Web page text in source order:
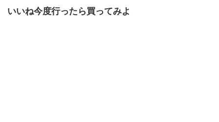
いいね今度行ったら買ってみよ